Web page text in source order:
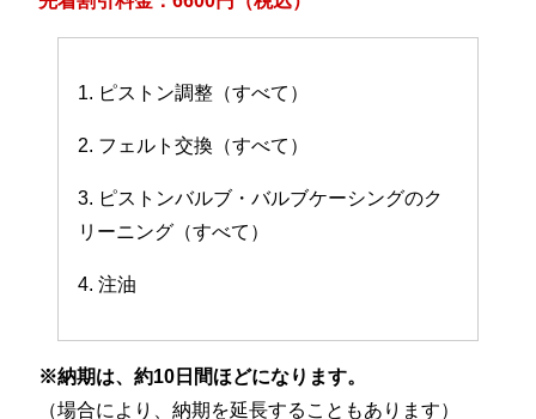
1. ピストン調整（すべて）
2. フェルト交換（すべて）
3. ピストンバルブ・バルブケーシングのク
リーニング（すべて）
4. 注油
※納期は、約10日間ほどになります。
（場合により、納期を延長することもあります）